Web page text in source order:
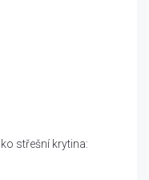
střešní krytina: